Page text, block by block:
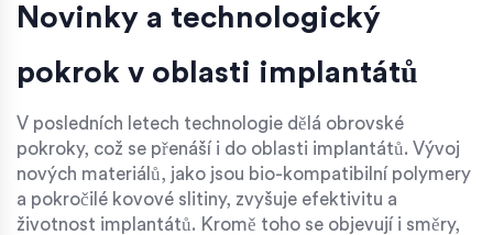
Novinky a technologický
pokrok v oblasti implantátů
V posledních letech technologie dělá obrovské
pokroky, což se přenáší i do oblasti implantátů. Vývoj
nových materiálů, jako jsou bio-kompatibilní polymery
a pokročilé kovové slitiny, zvyšuje efektivitu a
životnost implantátů. Kromě toho se objevují i směry,